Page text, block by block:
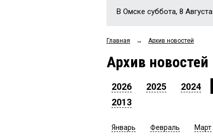
В Омске суббота, 8 Августа
Главная → Архив новостей
Архив новостей
2026 2025 2024
2013
Январь Февраль Март